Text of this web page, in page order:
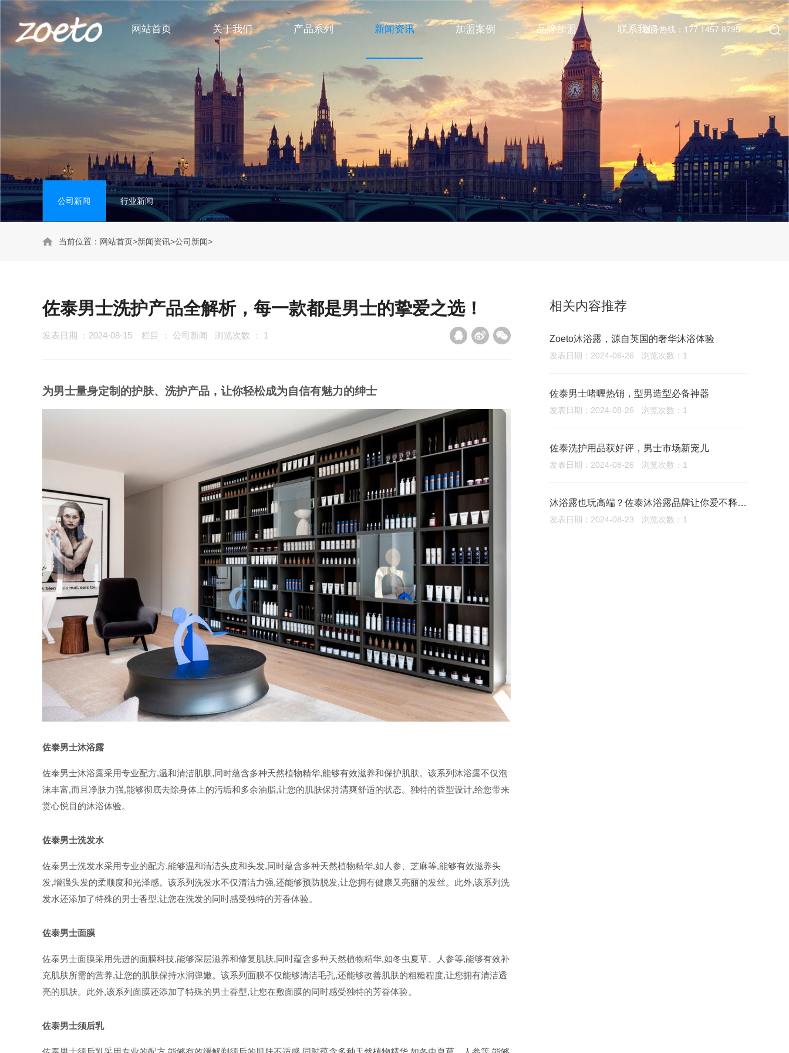
网站首页 关于我们 产品系列
身体护理系列
头部护理系列
新闻资讯
公司新闻
行业新闻
加盟案例 品牌加盟 联系我们服务热线：177 1457 8795
公司新闻 行业新闻
当前位置： 网站首页>新闻资讯>公司新闻>
佐泰男士洗护产品全解析，每一款都是男士的挚爱之选！
发表日期 ：2024-08-15 栏目 ： 公司新闻 浏览次数 ： 1
为男士量身定制的护肤、洗护产品，让你轻松成为自信有魅力的绅士
佐泰男士沐浴露
佐泰男士沐浴露采用专业配方,温和清洁肌肤,同时蕴含多种天然植物精华,能够有效滋养和保护肌肤。该系列沐浴露不仅泡
沫丰富,而且净肤力强,能够彻底去除身体上的污垢和多余油脂,让您的肌肤保持清爽舒适的状态。独特的香型设计,给您带来
赏心悦目的沐浴体验。
佐泰男士洗发水
佐泰男士洗发水采用专业的配方,能够温和清洁头皮和头发,同时蕴含多种天然植物精华,如人参、芝麻等,能够有效滋养头
发,增强头发的柔顺度和光泽感。该系列洗发水不仅清洁力强,还能够预防脱发,让您拥有健康又亮丽的发丝。此外,该系列洗
发水还添加了特殊的男士香型,让您在洗发的同时感受独特的芳香体验。
佐泰男士面膜
佐泰男士面膜采用先进的面膜科技,能够深层滋养和修复肌肤,同时蕴含多种天然植物精华,如冬虫夏草、人参等,能够有效补
充肌肤所需的营养,让您的肌肤保持水润弹嫩。该系列面膜不仅能够清洁毛孔,还能够改善肌肤的粗糙程度,让您拥有清洁透
亮的肌肤。此外,该系列面膜还添加了特殊的男士香型,让您在敷面膜的同时感受独特的芳香体验。
佐泰男士须后乳
相关内容推荐
Zoeto沐浴露，源自英国的奢华沐浴体验
发表日期：2024-08-26 浏览次数：1
佐泰男士啫喱热销，型男造型必备神器
发表日期：2024-08-26 浏览次数：1
佐泰洗护用品获好评，男士市场新宠儿
发表日期：2024-08-26 浏览次数：1
沐浴露也玩高端？佐泰沐浴露品牌让你爱不释手！
发表日期：2024-08-23 浏览次数：1